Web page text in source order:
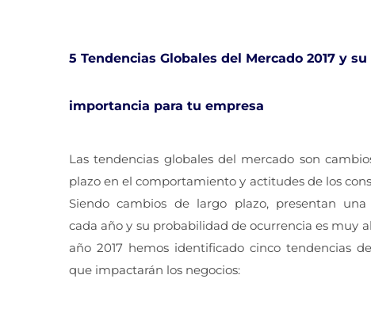
5 Tendencias Globales del Mercado 2017 y su
importancia para tu empresa
Las tendencias globales del mercado son
plazo en el comportamiento y actitudes de los
Siendo cambios de largo plazo, presentan una
cada año y su probabilidad de ocurrencia es muy
año 2017 hemos identificado cinco tendencias
que impactarán los negocios: